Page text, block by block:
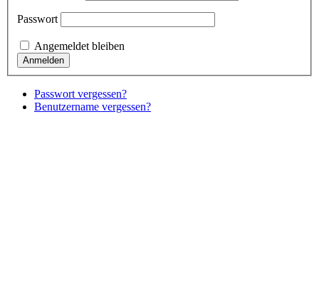
Passwort
Angemeldet bleiben
Passwort vergessen?
Benutzername vergessen?